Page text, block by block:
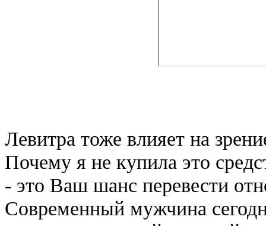
Левитра тоже влияет на
Почему я не купила это
- это Ваш шанс перевести
Современный мужчина